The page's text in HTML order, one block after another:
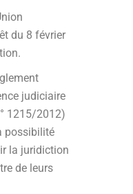
du 8 février
judiciaire
1215/2012)
possibilité
la juridiction
de leurs